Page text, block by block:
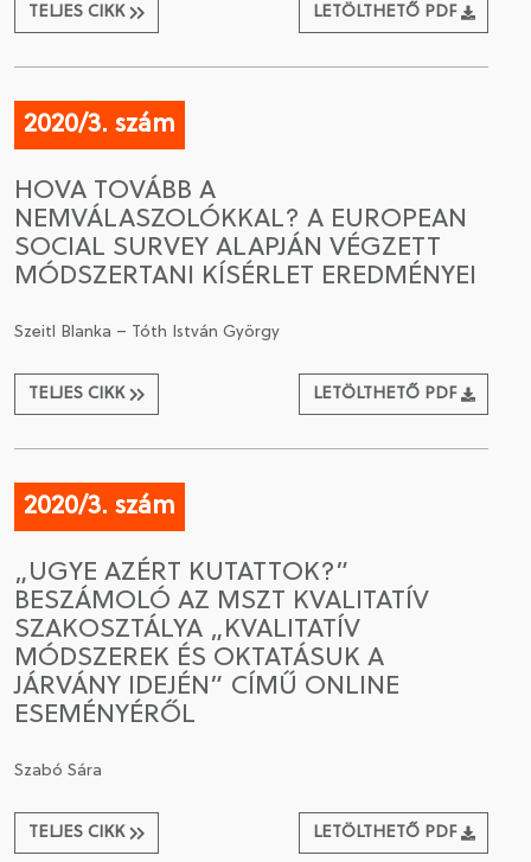
TELJES CIKK LETÖLTHETŐ PDF
2020/3. szám
HOVA TOVÁBB A
NEMVÁLASZOLÓKKAL? A EUROPEAN
SOCIAL SURVEY ALAPJÁN VÉGZETT
MÓDSZERTANI KÍSÉRLET EREDMÉNYEI
Szeitl Blanka – Tóth István György
TELJES CIKK LETÖLTHETŐ PDF
2020/3. szám
„UGYE AZÉRT KUTATTOK?”
BESZÁMOLÓ AZ MSZT KVALITATÍV
SZAKOSZTÁLYA „KVALITATÍV
MÓDSZEREK ÉS OKTATÁSUK A
JÁRVÁNY IDEJÉN” CÍMŰ ONLINE
ESEMÉNYÉRŐL
Szabó Sára
TELJES CIKK LETÖLTHETŐ PDF